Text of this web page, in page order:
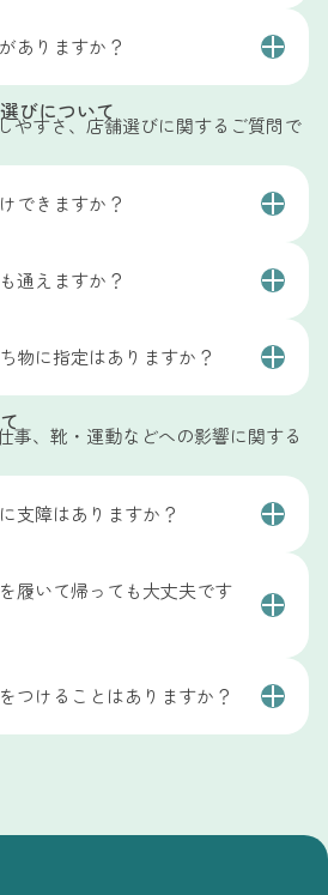
めすることはなく、現在の状態や
ご安心ください。
どがある場合には、医療機関での
門的なフットケアの範囲で対応で
います。必要に応じて、適切なご
のご案内は行っておらず、その都
必要なケアをご提案しています。
ことはありませんので、はじめて
ありますか？
電子マネー・QR決済がご利用い
びについて
やすさ、店舗選びに関するご質問で
できますか？
が必要か分からない」「どのメニ
まずは状態を確認したうえで、対
ご相談の場合は、店舗予約ではな
をご案内しています。お写真をも
来院が必要かどうかも含めてお伝
お気軽にご相談ください。
フットケア相談
通えますか？
ます。
対応しており、落ち着いた環境で
いただける点が特徴です。
前にご予約いただくのがおすすめ
物に指定はありますか？
んが、
ーズです。
かかとを中心に施術を行うため、
グなどは施術時に外していただく
させていただくこともありますの
持参いただいても大丈夫です。
ご不明な点があればお気軽にご相
事、靴・運動などへの影響に関する
支障はありますか？
ケアは、無理のない範囲で整える
いてお帰りいただけるほか、お仕
があればその場でご案内いたしま
履いて帰っても大丈夫です
ケアは、無理のない範囲で整える
りいただけますが、施術直後は一
つけることはありますか？
の保湿や、足に負担のかかりにく